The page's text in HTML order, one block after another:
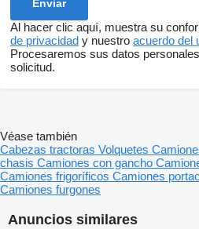
Al hacer clic aquí, muestra su
de privacidad y nuestro acuerdo del
Procesaremos sus datos
solicitud.
Anuncios similares
Véase también
Cabezas tractoras Volquetes
chasis Camiones con gancho
Camiones frigoríficos Camiones
Camiones furgones